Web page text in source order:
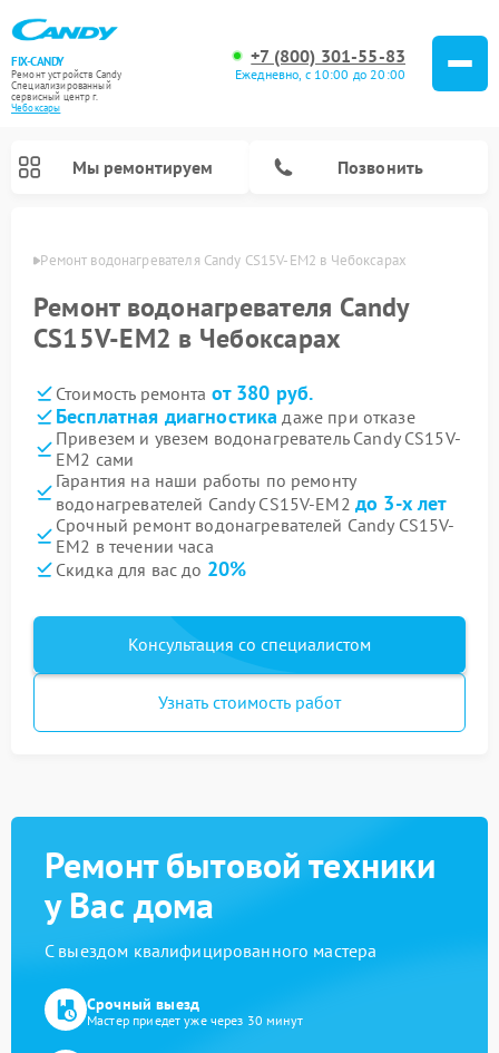
FIX-CANDY
Ремонт устройств Candy
Специализированный
cервисный центр г.
Чебоксары
+7 (800) 301-55-83
Ежедневно, с 10:00 до 20:00
Мы ремонтируем Позвонить
Ремонт водонагревателя Candy CS15V-EM2 в Чебоксарах
Ремонт водонагревателя Candy
CS15V-EM2 в Чебоксарах
Стоимость ремонта от 380 руб.
Бесплатная диагностика даже при отказе
Привезем и увезем водонагреватель Candy CS15V-
EM2 сами
Гарантия на наши работы по ремонту
водонагревателей Candy CS15V-EM2 до 3-х лет
Срочный ремонт водонагревателей Candy CS15V-
EM2 в течении часа
Скидка для вас до 20%
Консультация со специалистом
Узнать стоимость работ
Ремонт бытовой техники
у Вас дома
С выездом квалифицированного мастера
Срочный выезд
Мастер приедет уже через 30 минут